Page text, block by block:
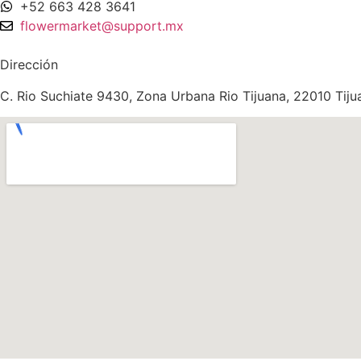
+52 663 428 3641
flowermarket@support.mx
Dirección
C. Rio Suchiate 9430, Zona Urbana Rio Tijuana, 22010